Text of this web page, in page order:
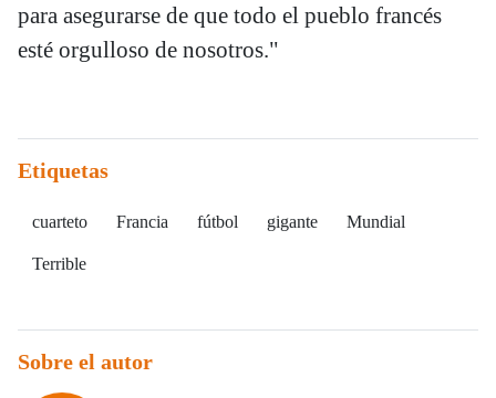
para asegurarse de que todo el pueblo francés
esté orgulloso de nosotros."
Etiquetas
cuarteto Francia fútbol gigante Mundial
Terrible
Sobre el autor